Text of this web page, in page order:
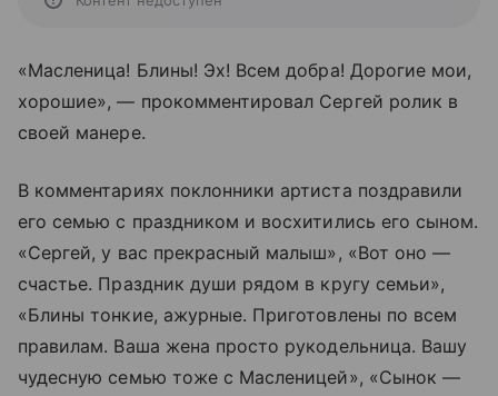
«Масленица! Блины! Эх! Всем добра! Дорогие мои,
хорошие», — прокомментировал Сергей ролик в
своей манере.
В комментариях поклонники артиста поздравили
его семью с праздником и восхитились его сыном.
«Сергей, у вас прекрасный малыш», «Вот оно —
счастье. Праздник души рядом в кругу семьи»,
«Блины тонкие, ажурные. Приготовлены по всем
правилам. Ваша жена просто рукодельница. Вашу
чудесную семью тоже с Масленицей», «Сынок —